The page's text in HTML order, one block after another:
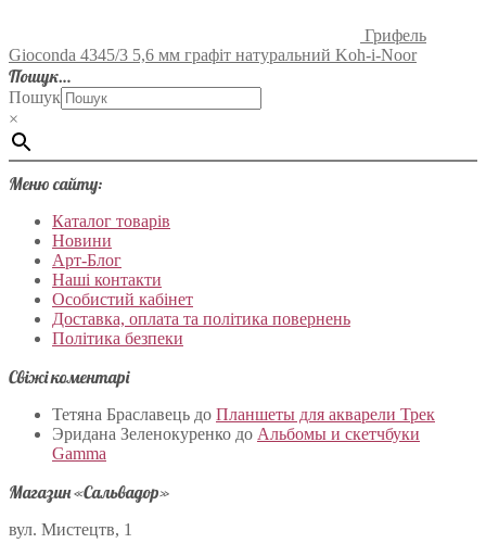
Грифель
Gioconda 4345/3 5,6 мм графіт натуральний Koh-i-Noor
Пошук…
Пошук
×
Меню сайту:
Каталог товарів
Новини
Арт-Блог
Наші контакти
Особистий кабінет
Доставка, оплата та політика повернень
Політика безпеки
Свіжі коментарі
Тетяна Браславець до Планшеты для акварели Трек
Эридана Зеленокуренко до Альбомы и скетчбуки
Gamma
Магазин «Сальвадор»
вул. Мистецтв, 1